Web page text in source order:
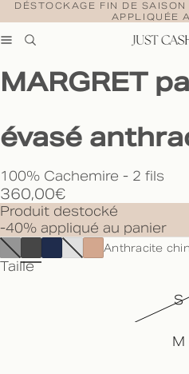
DÉSTOCKAGE FIN DE
APPLIQUÉE
MARGRET
évasé
100% Cachemire - 2 fils
360,00€
Produit destocké
-40% appliqué au panier
Anthracite
Taille
S
M